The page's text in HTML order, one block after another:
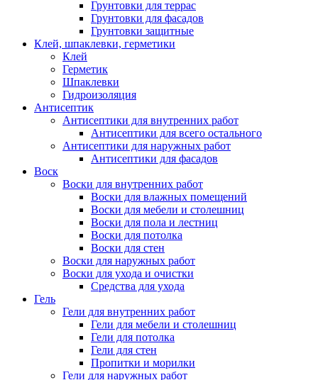
Грунтовки для террас
Грунтовки для фасадов
Грунтовки защитные
Клей, шпаклевки, герметики
Клей
Герметик
Шпаклевки
Гидроизоляция
Антисептик
Антисептики для внутренних работ
Антисептики для всего остального
Антисептики для наружных работ
Антисептики для фасадов
Воск
Воски для внутренних работ
Воски для влажных помещений
Воски для мебели и столешниц
Воски для пола и лестниц
Воски для потолка
Воски для стен
Воски для наружных работ
Воски для ухода и очистки
Средства для ухода
Гель
Гели для внутренних работ
Гели для мебели и столешниц
Гели для потолка
Гели для стен
Пропитки и морилки
Гели для наружных работ